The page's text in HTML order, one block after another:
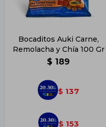
Bocaditos Auki Carne,
Remolacha y Chía 100 Gr
$ 189
$ 137
$ 153